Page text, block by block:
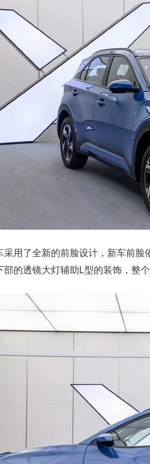
采用了全新的前脸设计，新车前
部的透镜大灯辅助L型的装饰，整